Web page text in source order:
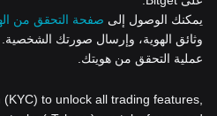
يمكنك الوصول إلى صفحة التحقق من
وثائق الهوية، وإرسال صورتك
عملية التحقق من هويتك.
to unlock all trading features,